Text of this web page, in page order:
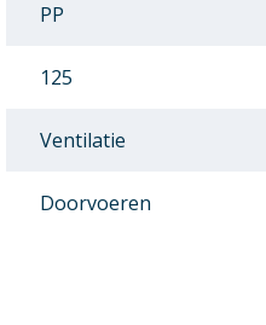
PP
125
Ventilatie
Doorvoeren